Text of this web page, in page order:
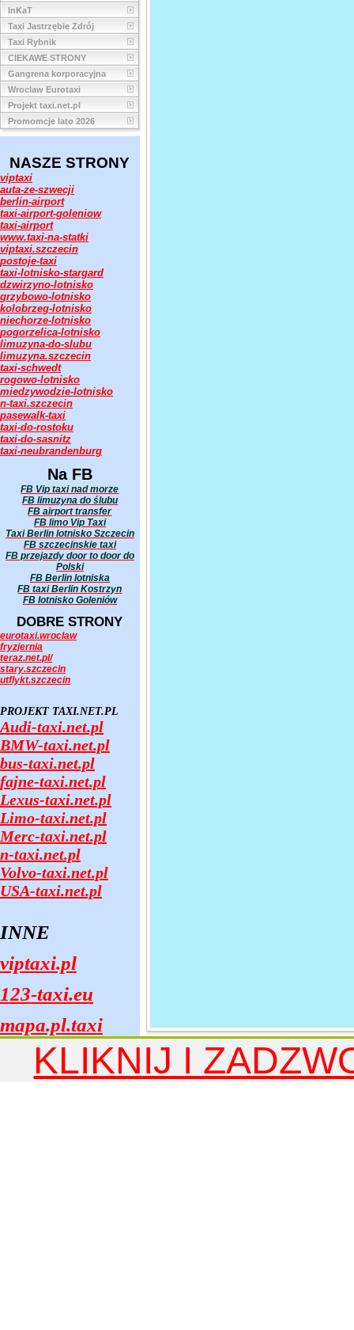
InKaT
Taxi Jastrzębie Zdrój
Taxi Rybnik
CIEKAWE STRONY
Gangrena korporacyjna
Wroclaw Eurotaxi
Projekt taxi.net.pl
Promomcje lato 2026
NASZE STRONY
viptaxi
auta-ze-szwecji
berlin-airport
taxi-airport-goleniow
taxi-airport
www.taxi-na-statki
viptaxi.szczecin
postoje-taxi
taxi-lotnisko-stargard
dzwirzyno-lotnisko
grzybowo-lotnisko
kolobrzeg-lotnisko
niechorze-lotnisko
pogorzelica-lotnisko
limuzyna-do-slubu
limuzyna.szczecin
taxi-schwedt
rogowo-lotnisko
miedzywodzie-lotnisko
n-taxi.szczecin
pasewalk-taxi
taxi-do-rostoku
taxi-do-sasnitz
taxi-neubrandenburg
Na FB
FB Vip taxi nad morze
FB limuzyna do ślubu
FB airport transfer
FB limo Vip Taxi
Taxi Berlin lotnisko Szczecin
FB szczecinskie taxi
FB przejazdy door to door do
Polski
FB Berlin lotniska
FB taxi Berlin Kostrzyn
FB lotnisko Goleniów
DOBRE STRONY
eurotaxi.wroclaw
fryzjernia
teraz.net.pl/
stary.szczecin
utflykt.szczecin
PROJEKT TAXI.NET.PL
Audi-taxi.net.pl
BMW-taxi.net.pl
bus-taxi.net.pl
fajne-taxi.net.pl
Lexus-taxi.net.pl
Limo-taxi.net.pl
Merc-taxi.net.pl
n-taxi.net.pl
Volvo-taxi.net.pl
USA-taxi.net.pl
INNE
viptaxi.pl
123-taxi.eu
mapa.pl.taxi
KLIKNIJ I